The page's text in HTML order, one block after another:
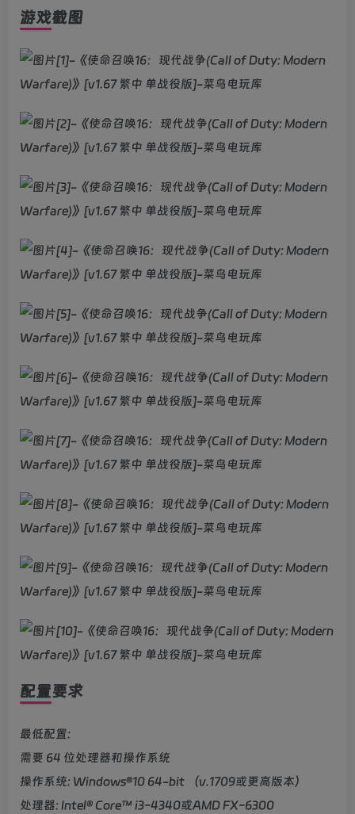
游戏截图
配置要求
最低配置:
需要 64 位处理器和操作系统
操作系统: Windows®10 64-bit （v.1709或更高版本）
处理器: Intel® Core™ i3-4340或AMD FX-6300